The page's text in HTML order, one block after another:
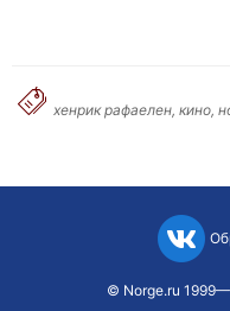
хенрик рафаелен, кино,
© Norge.ru